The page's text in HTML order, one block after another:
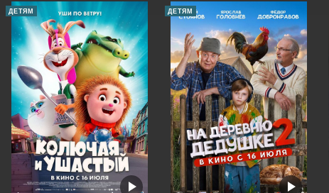
ДЕТЯМ ДЕТЯМ